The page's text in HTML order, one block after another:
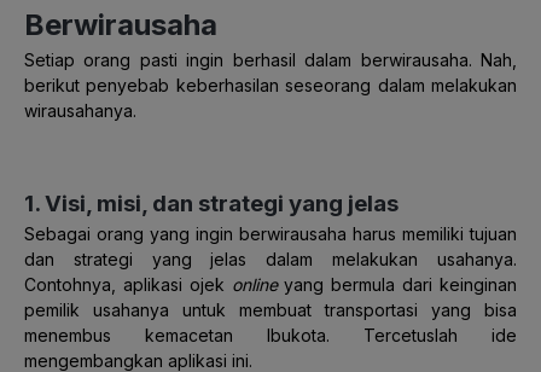
Berwirausaha
Setiap orang pasti ingin berhasil dalam berwirausaha. Nah,
berikut penyebab keberhasilan seseorang dalam melakukan
wirausahanya.
1. Visi, misi, dan strategi yang jelas
Sebagai orang yang ingin berwirausaha harus memiliki tujuan
dan strategi yang jelas dalam melakukan usahanya.
Contohnya, aplikasi ojek onlineyang bermula dari keinginan
pemilik usahanya untuk membuat transportasi yang bisa
menembus kemacetan Ibukota. Tercetuslah ide
mengembangkan aplikasi ini.